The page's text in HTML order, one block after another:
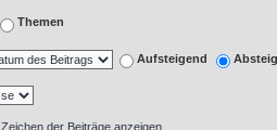
Themen
Aufsteigend
Zeichen der Beiträge anzeigen